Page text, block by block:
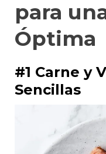
para
Óptima
#1 Carne y
Sencillas